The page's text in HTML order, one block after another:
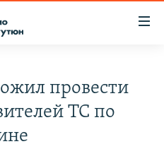
провести
ТС по